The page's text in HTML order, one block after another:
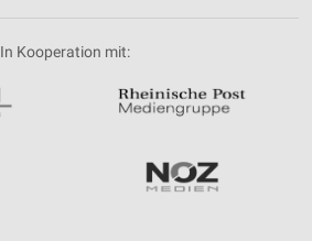
In Kooperation mit: